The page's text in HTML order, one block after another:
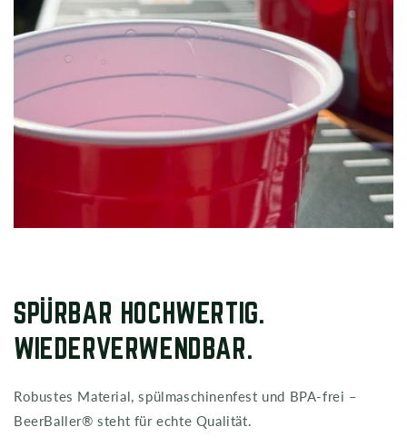
SPÜRBAR HOCHWERTIG.
WIEDERVERWENDBAR.
Robustes Material, spülmaschinenfest und BPA-frei –
BeerBaller® steht für echte Qualität.